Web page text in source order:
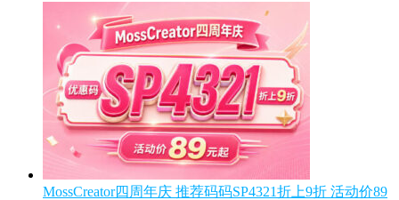
MossCreator四周年庆 推荐码码SP4321折上9折 活动价89